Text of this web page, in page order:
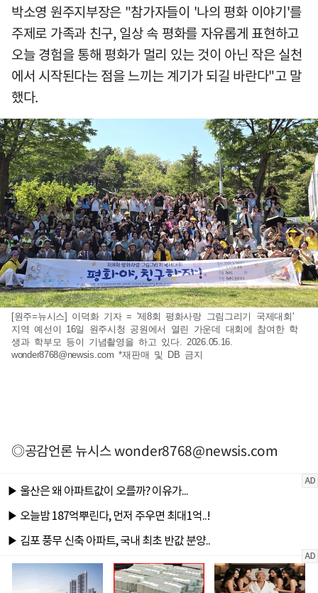
박소영 원주지부장은 "참가자들이 '나의 평화 이야기'를
주제로 가족과 친구, 일상 속 평화를 자유롭게 표현하고
오늘 경험을 통해 평화가 멀리 있는 것이 아닌 작은 실천
에서 시작된다는 점을 느끼는 계기가 되길 바란다"고 말
했다.
[원주=뉴시스] 이덕화 기자 = '제8회 평화사랑 그림그리기 국제대회'
지역 예선이 16일 원주시청 공원에서 열린 가운데 대회에 참여한 학
생과 학부모 등이 기념촬영을 하고 있다. 2026.05.16.
wonder8768@newsis.com *재판매 및 DB 금지
◎공감언론 뉴시스wonder8768@newsis.com